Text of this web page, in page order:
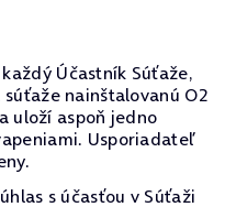
Účastník Súťaže,
nainštalovanú O2
uloží aspoň jedno
Usporiadateľ
s účasťou v Súťaži